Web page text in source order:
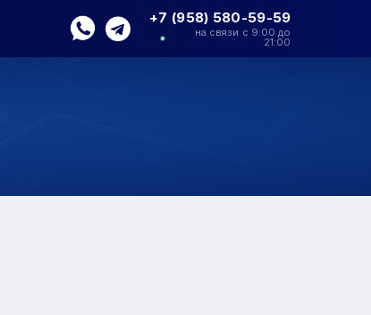
+7 (958) 580-59-59
на связи с 9:00 до
21:00